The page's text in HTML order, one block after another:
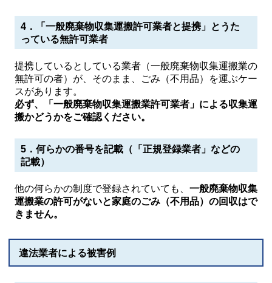
4．「一般廃棄物収集運搬許可業者と提携」とうた
っている無許可業者
提携しているとしている業者（一般廃棄物収集運搬業の
無許可の者）が、そのまま、ごみ（不用品）を運ぶケー
スがあります。
必ず、「一般廃棄物収集運搬業許可業者」による収集運
搬かどうかをご確認ください。
5．何らかの番号を記載（「正規登録業者」などの
記載）
他の何らかの制度で登録されていても、 一般廃棄物収集
運搬業の許可がないと家庭のごみ（不用品）の回収はで
きません。
違法業者による被害例